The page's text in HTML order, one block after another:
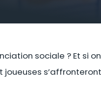
sociale ? Et si on
joueuses